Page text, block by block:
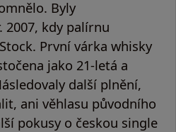
Byly
2007, kdy palírnu
První várka whisky
jako 21-letá a
další plnění,
ani věhlasu původního
pokusy o českou single